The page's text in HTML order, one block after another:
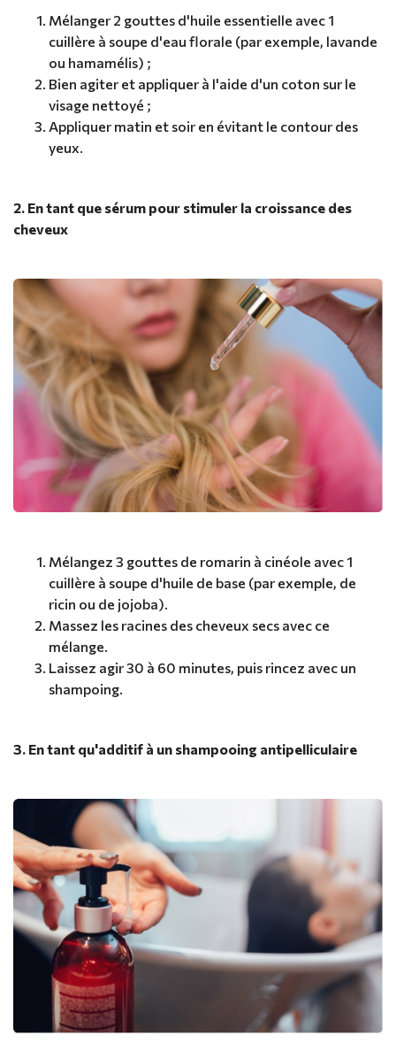
Mélanger 2 gouttes d'huile essentielle avec 1
cuillère à soupe d'eau florale (par exemple, lavande
ou hamamélis) ;
Bien agiter et appliquer à l'aide d'un coton sur le
visage nettoyé ;
Appliquer matin et soir en évitant le contour des
yeux.
2. En tant que sérum pour stimuler la croissance des
cheveux
Mélangez 3 gouttes de romarin à cinéole avec 1
cuillère à soupe d'huile de base (par exemple, de
ricin ou de jojoba).
Massez les racines des cheveux secs avec ce
mélange.
Laissez agir 30 à 60 minutes, puis rincez avec un
shampoing.
3. En tant qu'additif à un shampooing antipelliculaire